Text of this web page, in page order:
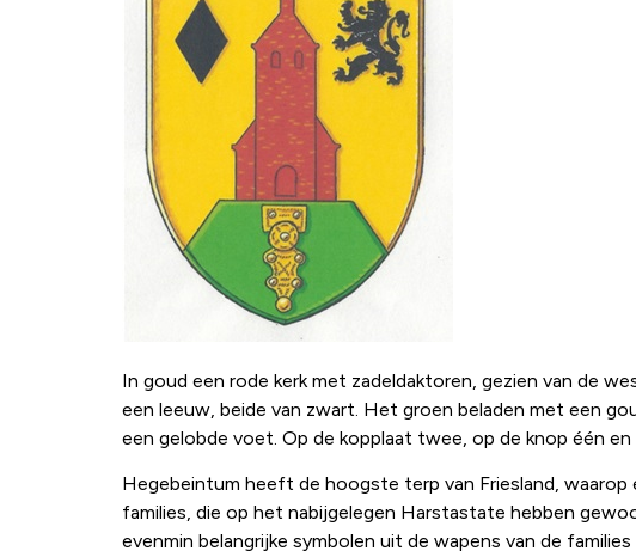
In goud een rode kerk met zadeldaktoren, gezien van de
een leeuw, beide van zwart. Het groen beladen met een
een gelobde voet. Op de kopplaat twee, op de knop één
Hegebeintum heeft de hoogste terp van Friesland,
families, die op het nabijgelegen Harstastate hebben
evenmin belangrijke symbolen uit de wapens van de